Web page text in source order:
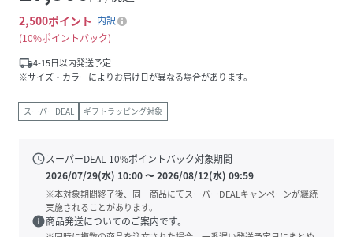
2,500ポイント 内訳
10%ポイントバック
local_shipping4-15日以内発送予定
※サイズ・カラーによりお届け日が異なる場合があります。
スーパーDEAL ギフトラッピング対象
scheduleスーパーDEAL 10%ポイントバック対象期間
2026/07/29(水) 10:00〜2026/08/12(水) 09:59
※本対象期間終了後、同一商品にてスーパーDEALキャンペーンが継続
実施されることがあります。
info商品発送についてのご案内です。